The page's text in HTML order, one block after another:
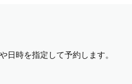
日時を指定して予約します。